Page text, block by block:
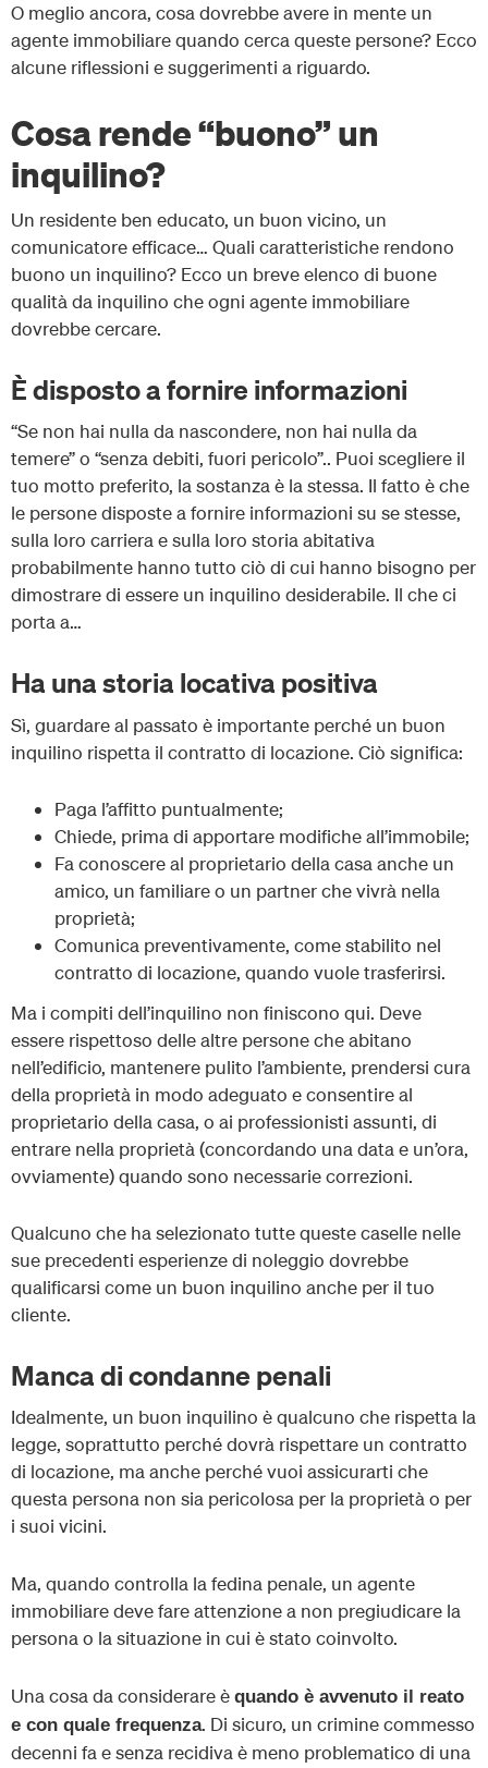
O meglio ancora, cosa dovrebbe avere in mente un
agente immobiliare quando cerca queste persone? Ecco
alcune riflessioni e suggerimenti a riguardo.
Cosa rende “buono” un
inquilino?
Un residente ben educato, un buon vicino, un
comunicatore efficace… Quali caratteristiche rendono
buono un inquilino? Ecco un breve elenco di buone
qualità da inquilino che ogni agente immobiliare
dovrebbe cercare.
È disposto a fornire informazioni
“Se non hai nulla da nascondere, non hai nulla da
temere” o “senza debiti, fuori pericolo”.. Puoi scegliere il
tuo motto preferito, la sostanza è la stessa. Il fatto è che
le persone disposte a fornire informazioni su se stesse,
sulla loro carriera e sulla loro storia abitativa
probabilmente hanno tutto ciò di cui hanno bisogno per
dimostrare di essere un inquilino desiderabile. Il che ci
porta a…
Ha una storia locativa positiva
Sì, guardare al passato è importante perché un buon
inquilino rispetta il contratto di locazione. Ciò significa:
Paga l’affitto puntualmente;
Chiede, prima di apportare modifiche all’immobile;
Fa conoscere al proprietario della casa anche un
amico, un familiare o un partner che vivrà nella
proprietà;
Comunica preventivamente, come stabilito nel
contratto di locazione, quando vuole trasferirsi.
Ma i compiti dell’inquilino non finiscono qui. Deve
essere rispettoso delle altre persone che abitano
nell’edificio, mantenere pulito l’ambiente, prendersi cura
della proprietà in modo adeguato e consentire al
proprietario della casa, o ai professionisti assunti, di
entrare nella proprietà (concordando una data e un’ora,
ovviamente) quando sono necessarie correzioni.
Qualcuno che ha selezionato tutte queste caselle nelle
sue precedenti esperienze di noleggio dovrebbe
qualificarsi come un buon inquilino anche per il tuo
cliente.
Manca di condanne penali
Idealmente, un buon inquilino è qualcuno che rispetta la
legge, soprattutto perché dovrà rispettare un contratto
di locazione, ma anche perché vuoi assicurarti che
questa persona non sia pericolosa per la proprietà o per
i suoi vicini.
Ma, quando controlla la fedina penale, un agente
immobiliare deve fare attenzione a non pregiudicare la
persona o la situazione in cui è stato coinvolto.
Una cosa da considerare è quando è avvenuto il reato
e con quale frequenza. Di sicuro, un crimine commesso
decenni fa e senza recidiva è meno problematico di una